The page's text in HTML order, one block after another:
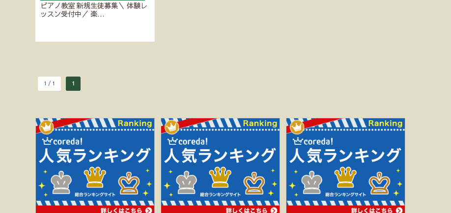
ピアノ教室 新規生徒募集＼ 体験レ
ッスン受付中／ 楽…
1 / 1 1